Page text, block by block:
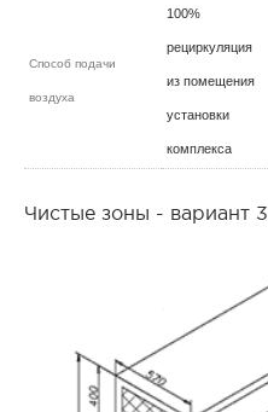
Способ подачи
воздуха
100%
рециркуляция
из помещения
установки
комплекса
Чистые зоны - вариант 3